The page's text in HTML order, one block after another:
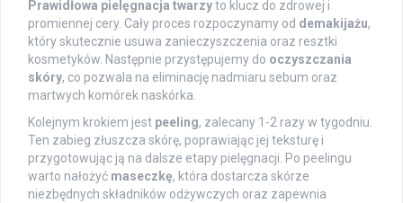
Prawidłowa pielęgnacja twarzyto klucz do zdrowej i
promiennej cery. Cały proces rozpoczynamy od demakijażu,
który skutecznie usuwa zanieczyszczenia oraz resztki
kosmetyków. Następnie przystępujemy do oczyszczania
skóry, co pozwala na eliminację nadmiaru sebum oraz
martwych komórek naskórka.
Kolejnym krokiem jest peeling, zalecany 1-2 razy w tygodniu.
Ten zabieg złuszcza skórę, poprawiając jej teksturę i
przygotowując ją na dalsze etapy pielęgnacji. Po peelingu
warto nałożyć maseczkę, która dostarcza skórze
niezbędnych składników odżywczych oraz zapewnia